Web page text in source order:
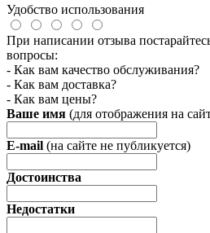
Удобство использования
При написании отзыва
вопросы:
- Как вам качество обслуживания?
- Как вам доставка?
- Как вам цены?
Ваше имя (для отображения на
E-mail (на сайте не публикуется)
Достоинства
Недостатки